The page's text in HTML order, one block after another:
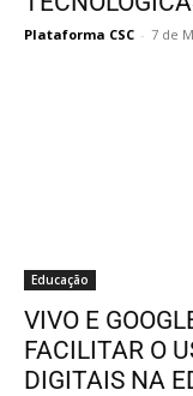
Plataforma CSC - 7 de
Educação
VIVO E
FACILITAR O
DIGITAIS NA